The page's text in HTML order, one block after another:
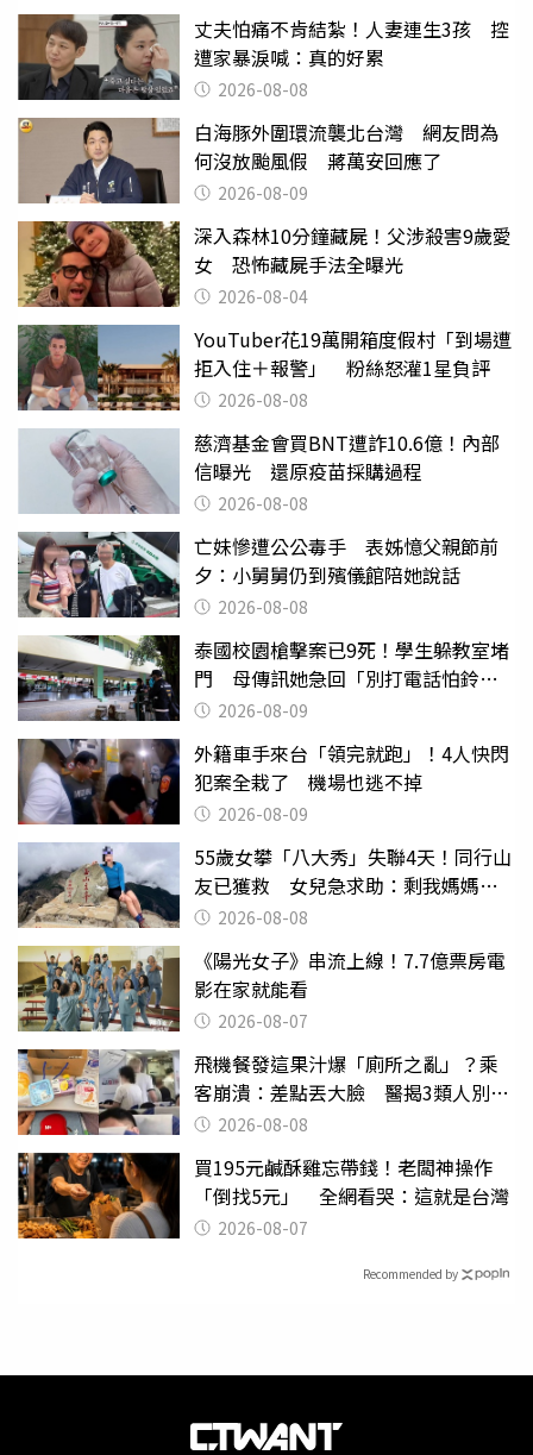
丈夫怕痛不肯結紮！人妻連生3孩 控
遭家暴淚喊：真的好累
2026-08-08
白海豚外圍環流襲北台灣 網友問為
何沒放颱風假 蔣萬安回應了
2026-08-09
深入森林10分鐘藏屍！父涉殺害9歲愛
女 恐怖藏屍手法全曝光
2026-08-04
YouTuber花19萬開箱度假村「到場遭
拒入住＋報警」 粉絲怒灌1星負評
2026-08-08
慈濟基金會買BNT遭詐10.6億！內部
信曝光 還原疫苗採購過程
2026-08-08
亡妹慘遭公公毒手 表姊憶父親節前
夕：小舅舅仍到殯儀館陪她說話
2026-08-08
泰國校園槍擊案已9死！學生躲教室堵
門 母傳訊她急回「別打電話怕鈴
響」2026-08-09
外籍車手來台「領完就跑」！4人快閃
犯案全栽了 機場也逃不掉
2026-08-09
55歲女攀「八大秀」失聯4天！同行山
友已獲救 女兒急求助：剩我媽媽還
沒找到
2026-08-08
《陽光女子》串流上線！7.7億票房電
影在家就能看
2026-08-07
飛機餐發這果汁爆「廁所之亂」？乘
客崩潰：差點丟大臉 醫揭3類人別亂
喝 2026-08-08
買195元鹹酥雞忘帶錢！老闆神操作
「倒找5元」 全網看哭：這就是台灣
2026-08-07
Recommended by